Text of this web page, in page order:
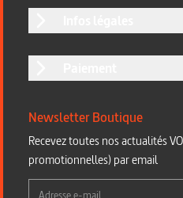
Newsletter Boutique
Recevez toutes nos actualités
promotionnelles) par email